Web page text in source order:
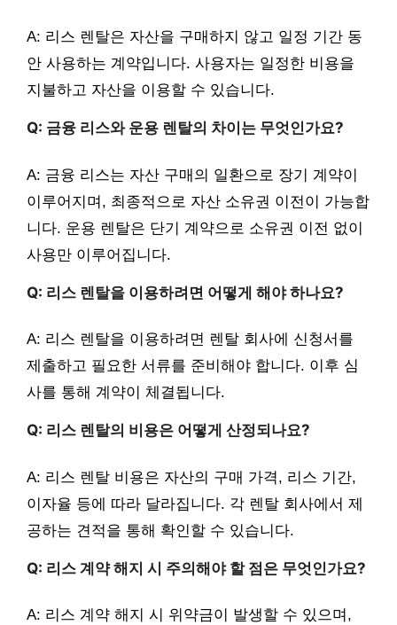
A: 리스 렌탈은 자산을 구매하지 않고 일정 기간 동
안 사용하는 계약입니다. 사용자는 일정한 비용을
지불하고 자산을 이용할 수 있습니다.
Q: 금융 리스와 운용 렌탈의 차이는 무엇인가요?
A: 금융 리스는 자산 구매의 일환으로 장기 계약이
이루어지며, 최종적으로 자산 소유권 이전이 가능합
니다. 운용 렌탈은 단기 계약으로 소유권 이전 없이
사용만 이루어집니다.
Q: 리스 렌탈을 이용하려면 어떻게 해야 하나요?
A: 리스 렌탈을 이용하려면 렌탈 회사에 신청서를
제출하고 필요한 서류를 준비해야 합니다. 이후 심
사를 통해 계약이 체결됩니다.
Q: 리스 렌탈의 비용은 어떻게 산정되나요?
A: 리스 렌탈 비용은 자산의 구매 가격, 리스 기간,
이자율 등에 따라 달라집니다. 각 렌탈 회사에서 제
공하는 견적을 통해 확인할 수 있습니다.
Q: 리스 계약 해지 시 주의해야 할 점은 무엇인가요?
A: 리스 계약 해지 시 위약금이 발생할 수 있으며,